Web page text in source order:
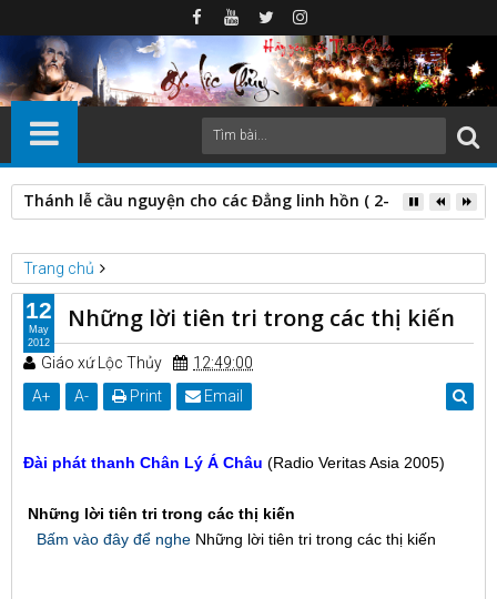
Thánh lễ cầu nguyện cho các Đẳng linh hồn ( 2-11-2024)
Trang chủ
Thánh Mẫu La vang
Những lời tiên tri trong các thị kiến
Những lời tiên tri trong các thị kiến
Giáo xứ Lộc Thủy
12:49:00
A+ A- Print Email
Đài phát thanh Chân Lý Á Châu (Radio Veritas Asia 2005)
Những lời tiên tri trong các thị kiến
Bấm vào đây để nghe Những lời tiên tri trong các thị kiến
12
May
2012